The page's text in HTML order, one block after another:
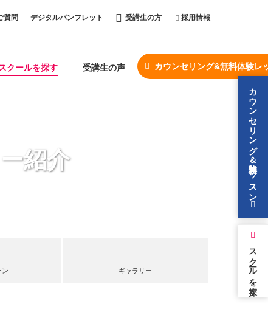
質問 デジタルパンフレット 受講生の方 採用情報
スクールを探す 受講生の声 カウンセリング&無料体験レ
カウンセリング＆無料体験レッスン
スクールを探す
紹介
ン ギャラリー